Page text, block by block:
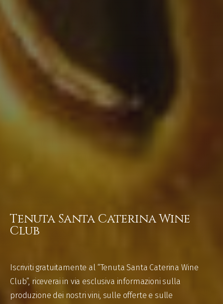
Tenuta Santa Caterina Wine
Club
Iscriviti gratuitamente al “Tenuta Santa Caterina Wine
Club”, riceverai in via esclusiva informazioni sulla
produzione dei nostri vini, sulle offerte e sulle